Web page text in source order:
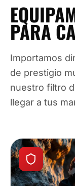
PARA
Importamos
de prestigio
nuestro filtro
llegar a tus